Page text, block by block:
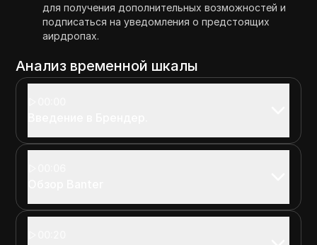
для получения дополнительных возможностей и
подписаться на уведомления о предстоящих
аирдропах.
Анализ временной шкалы